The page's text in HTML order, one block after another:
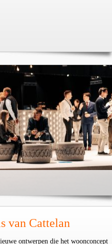
van Cattelan
ontwerpen die het woonconcept